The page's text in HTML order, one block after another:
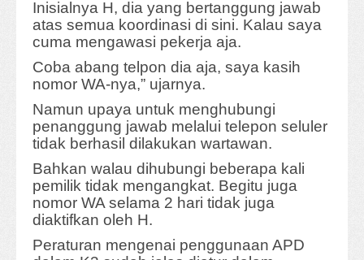
Inisialnya H, dia yang bertanggung jawab
atas semua koordinasi di sini. Kalau saya
cuma mengawasi pekerja aja.
Coba abang telpon dia aja, saya kasih
nomor WA-nya,” ujarnya.
Namun upaya untuk menghubungi
penanggung jawab melalui telepon seluler
tidak berhasil dilakukan wartawan.
Bahkan walau dihubungi beberapa kali
pemilik tidak mengangkat. Begitu juga
nomor WA selama 2 hari tidak juga
diaktifkan oleh H.
Peraturan mengenai penggunaan APD